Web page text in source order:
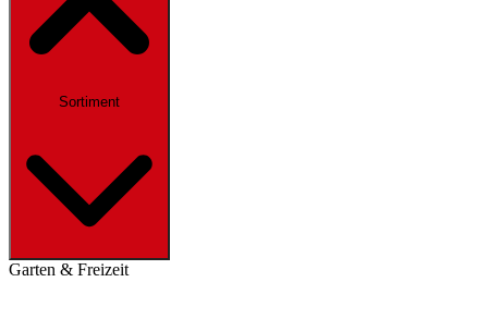
Sortiment
Garten & Freizeit